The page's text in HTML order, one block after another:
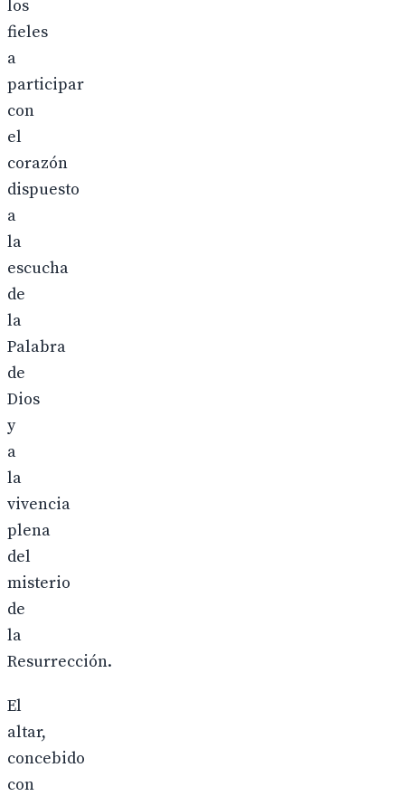
los
fieles
a
participar
con
el
corazón
dispuesto
a
la
escucha
de
la
Palabra
de
Dios
y
a
la
vivencia
plena
del
misterio
de
la
Resurrección.
El
altar,
concebido
con